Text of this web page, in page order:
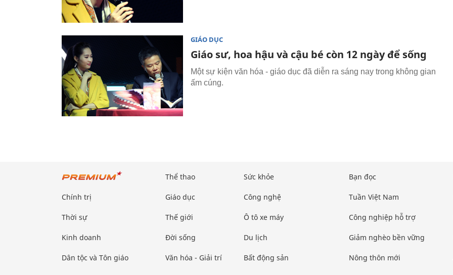
GIÁO DỤC
Giáo sư, hoa hậu và cậu bé còn 12 ngày để sống
Một sự kiện văn hóa - giáo dục đã diễn ra sáng nay trong không gian
ấm cúng.
Chính trị
Thời sự
Kinh doanh
Dân tộc và Tôn giáo
Thể thao
Giáo dục
Thế giới
Đời sống
Văn hóa - Giải trí
Sức khỏe
Công nghệ
Ô tô xe máy
Du lịch
Bất động sản
Bạn đọc
Tuần Việt Nam
Công nghiệp hỗ trợ
Giảm nghèo bền vững
Nông thôn mới